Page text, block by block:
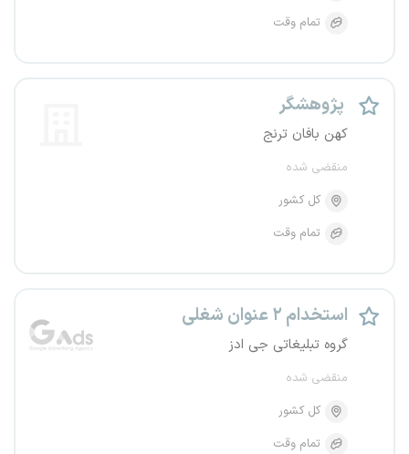
تمام وقت
پژوهشگر
کهن بافان ترنج
منقضی شده
کل کشور
تمام وقت
استخدام ۲ عنوان شغلی
گروه تبلیغاتی جی ادز
منقضی شده
کل کشور
تمام وقت